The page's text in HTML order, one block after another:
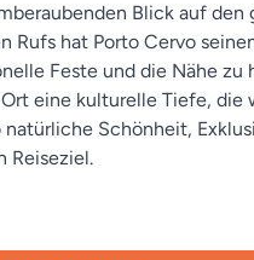
Blick auf den
Rufs hat Porto Cervo
Feste und die Nähe
eine kulturelle Tiefe, die
Schönheit,
Reiseziel.